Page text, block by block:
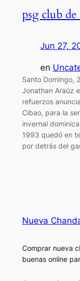
psg club
Jun 27,
en
Santo Domingo,
Jonathan Araúz
refuerzos
Cibao, para la
invernal
1993 quedó en
por detrás del
Nueva
Comprar nueva
buenas online